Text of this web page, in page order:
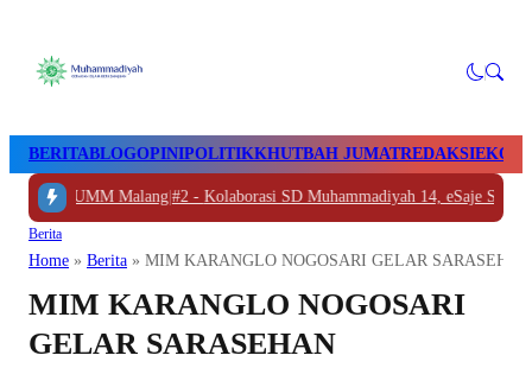
BERITABLOGOPINIPOLITIKKHUTBAH JUMATREDAKSI
ke UMM Malang|#2 -Kolaborasi SD Muhammadiyah 14, eSaje Sikop,
Berita
Home » Berita » MIM KARANGLO NOGOSARI GELAR SARASEHAN
MIM KARANGLO NOGOSARI
GELAR SARASEHAN